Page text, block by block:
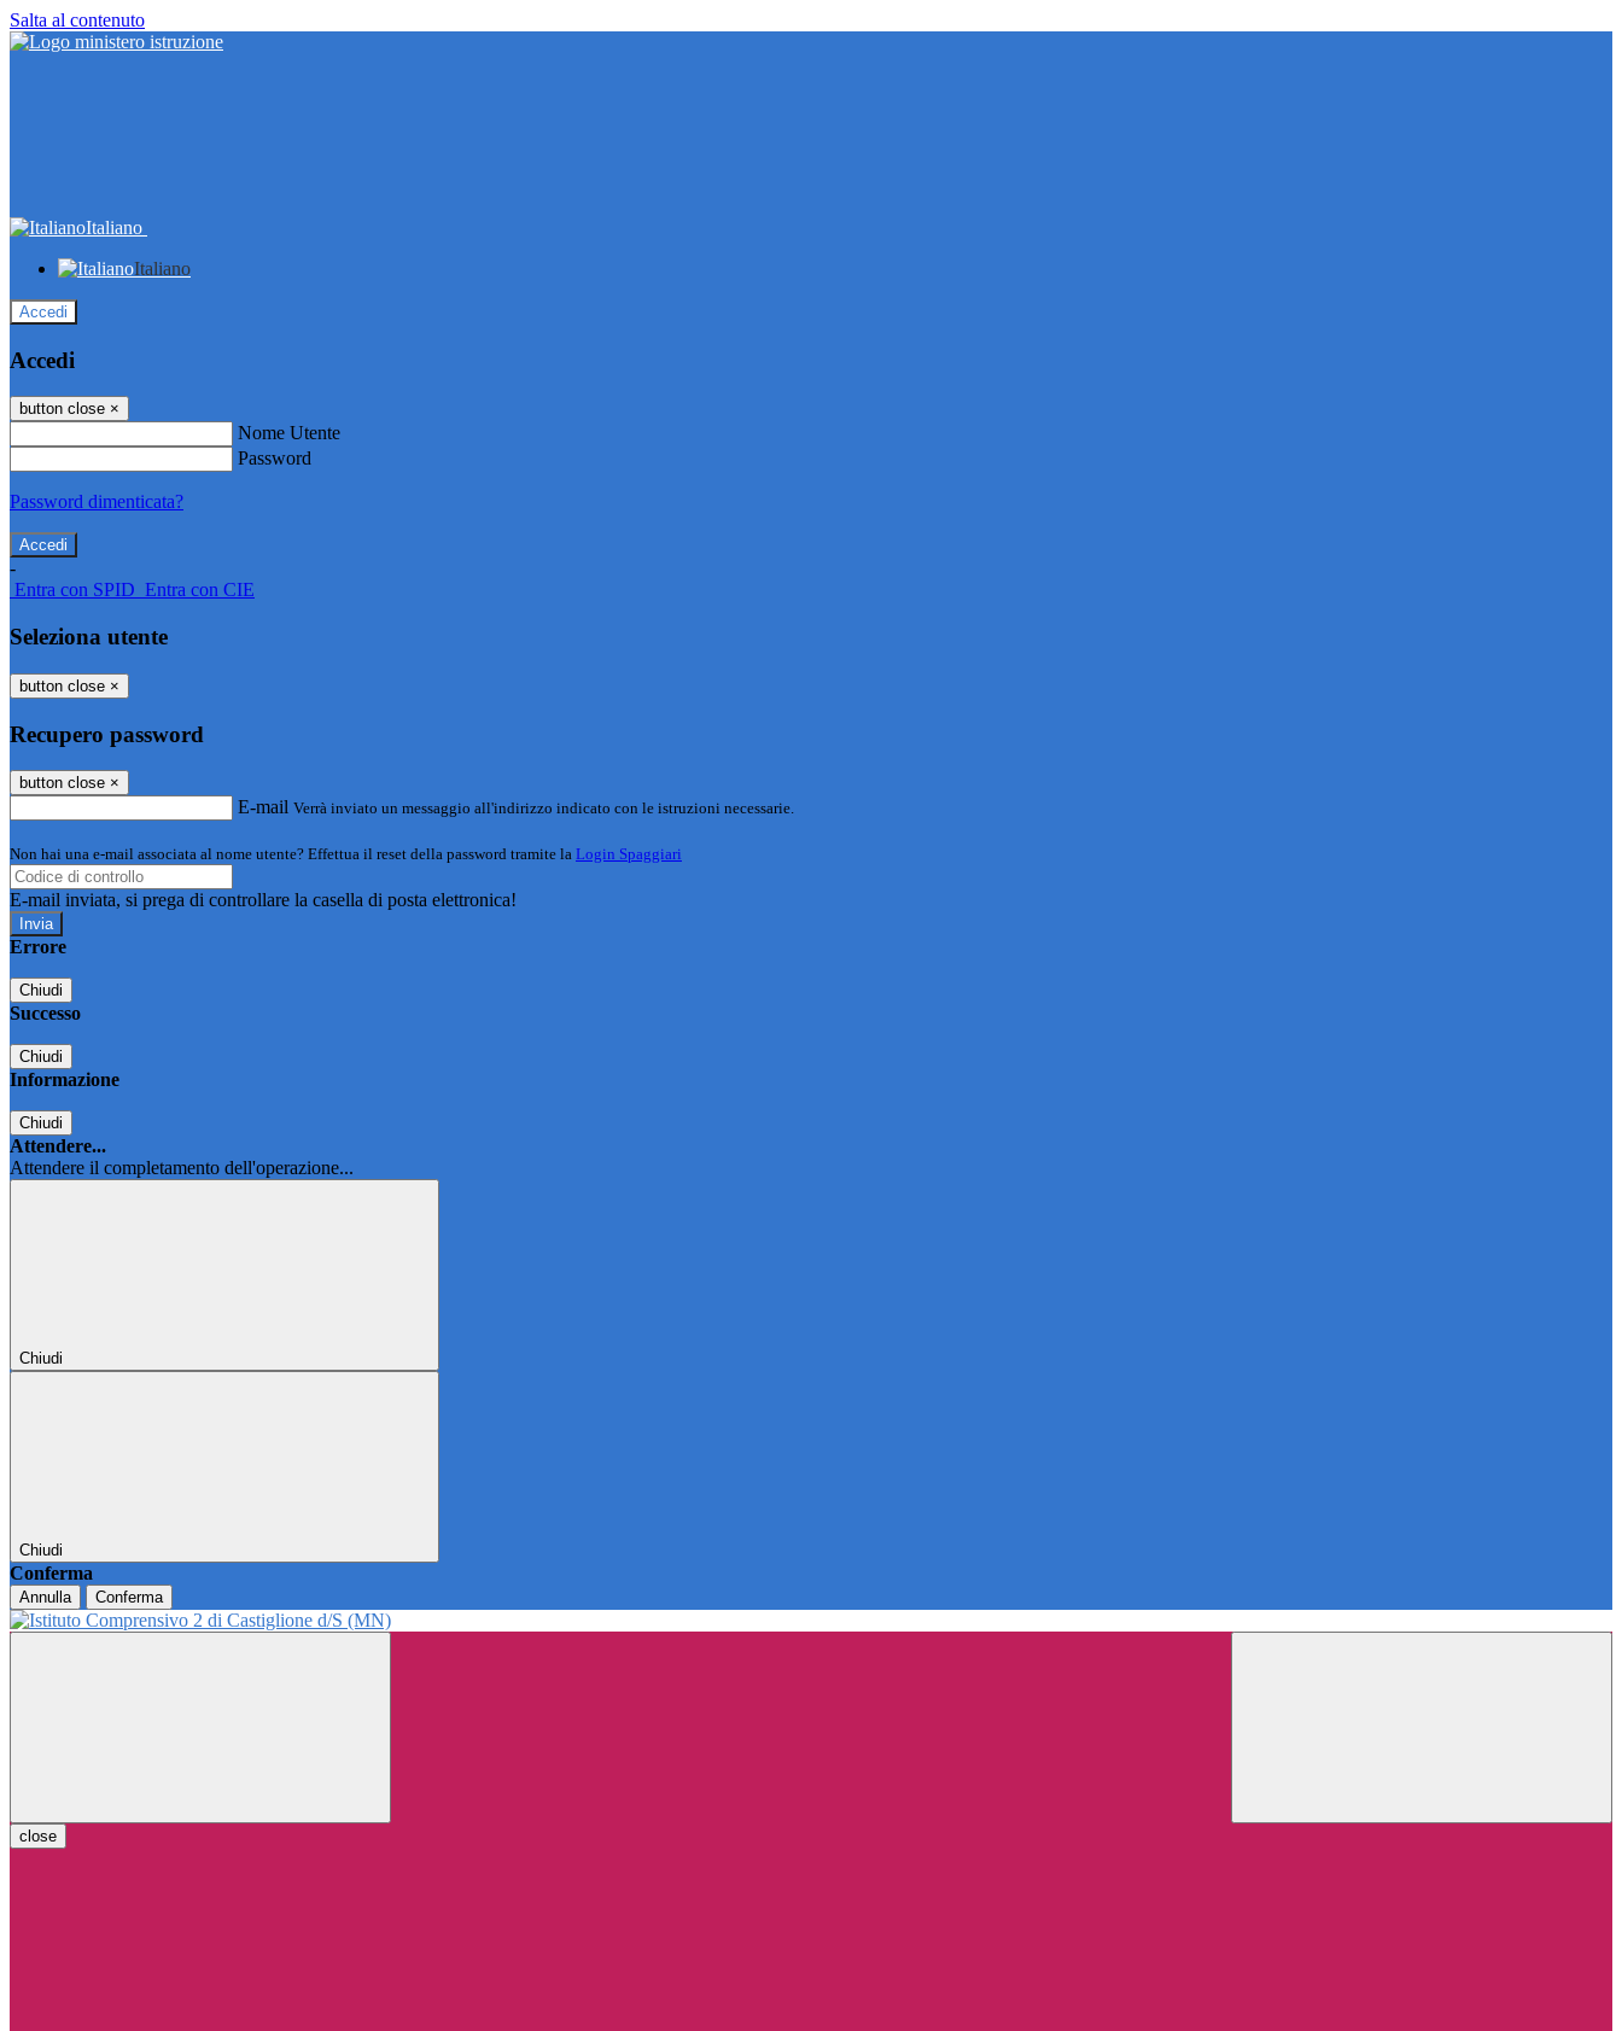
Salta al contenuto
Italiano
Italiano
Accedi
Accedi
button close ×
Nome Utente
Password
Password dimenticata?
-
Entra con SPID Entra con CIE
Seleziona utente
button close ×
Recupero password
button close ×
E-mail Verrà inviato un messaggio all'indirizzo indicato con le istruzioni necessarie.
Non hai una e-mail associata al nome utente? Effettua il reset della password tramite la Login Spaggiari
E-mail inviata, si prega di controllare la casella di posta elettronica!
Errore
Chiudi
Successo
Chiudi
Informazione
Chiudi
Attendere...
Attendere il completamento dell'operazione...
Chiudi
Chiudi
Conferma
Annulla Conferma
close